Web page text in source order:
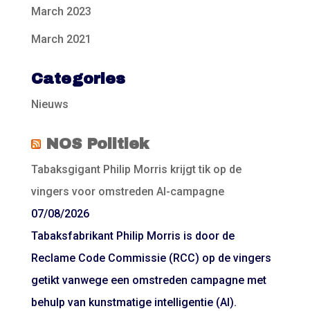
March 2023
March 2021
Categories
Nieuws
NOS Politiek
Tabaksgigant Philip Morris krijgt tik op de
vingers voor omstreden AI-campagne
07/08/2026
Tabaksfabrikant Philip Morris is door de
Reclame Code Commissie (RCC) op de vingers
getikt vanwege een omstreden campagne met
behulp van kunstmatige intelligentie (AI).